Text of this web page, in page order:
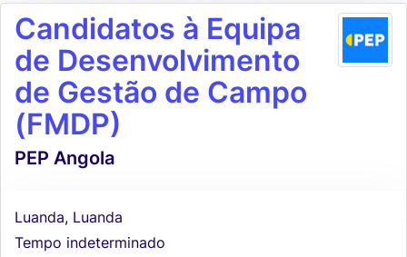
Candidatos à Equipa
de Desenvolvimento
de Gestão de Campo
(FMDP)
PEP Angola
Luanda, Luanda
Tempo indeterminado